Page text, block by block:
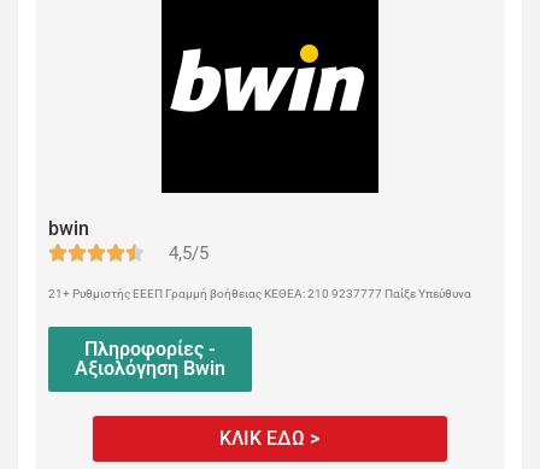
bwin
4,5/5
21+ Ρυθμιστής ΕΕΕΠ Γραμμή βοήθειας ΚΕΘΕΑ: 210 9237777 Παίξε Υπεύθυνα
Πληροφορίες -
Αξιολόγηση Bwin
ΚΛΙΚ ΕΔΩ >